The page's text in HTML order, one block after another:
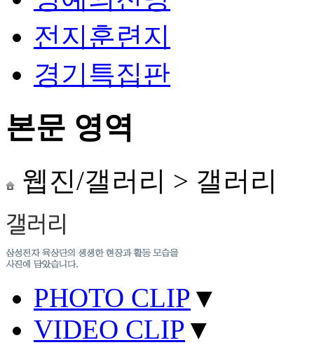
전지훈련지
경기특집판
본문 영역
웹진/갤러리 > 갤러리
PHOTO CLIP ▼
VIDEO CLIP ▼